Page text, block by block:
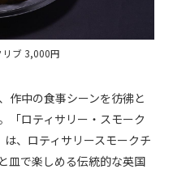
ブ 3,000円
作中の食事シーンを彷彿と
「ロティサリー・スモーク
、ロティサリースモークチ
皿で楽しめる伝統的な英国